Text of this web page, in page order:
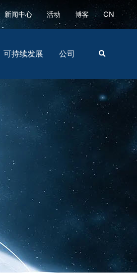
新闻中心 活动 博客 CN
可持续发展 公司